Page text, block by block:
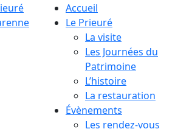
Accueil
Le Prieuré
La visite
Les Journées du
Patrimoine
L’histoire
La restauration
Évènements
Les rendez-vous